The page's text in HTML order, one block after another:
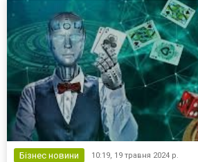
как положительное, так и отриц...
Бізнес новини 10:19, 19 травня 2024 р.